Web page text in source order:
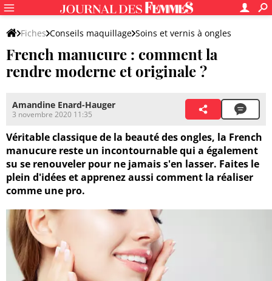
Fiches Conseils maquillage Soins et vernis à ongles
Vernis à ongles et techniques de pose
French manucure : comment la
rendre moderne et originale ?
Amandine Enard-Hauger
3 novembre 2020 11:35
Véritable classique de la beauté des ongles, la French
manucure reste un incontournable qui a également
su se renouveler pour ne jamais s'en lasser. Faites le
plein d'idées et apprenez aussi comment la réaliser
comme une pro.